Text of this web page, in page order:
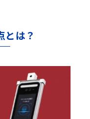
とは？